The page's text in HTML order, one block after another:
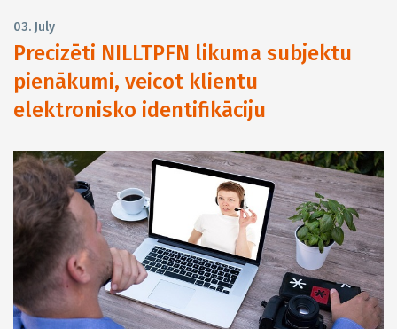
03. July
Precizēti NILLTPFN likuma subjektu
pienākumi, veicot klientu
elektronisko identifikāciju